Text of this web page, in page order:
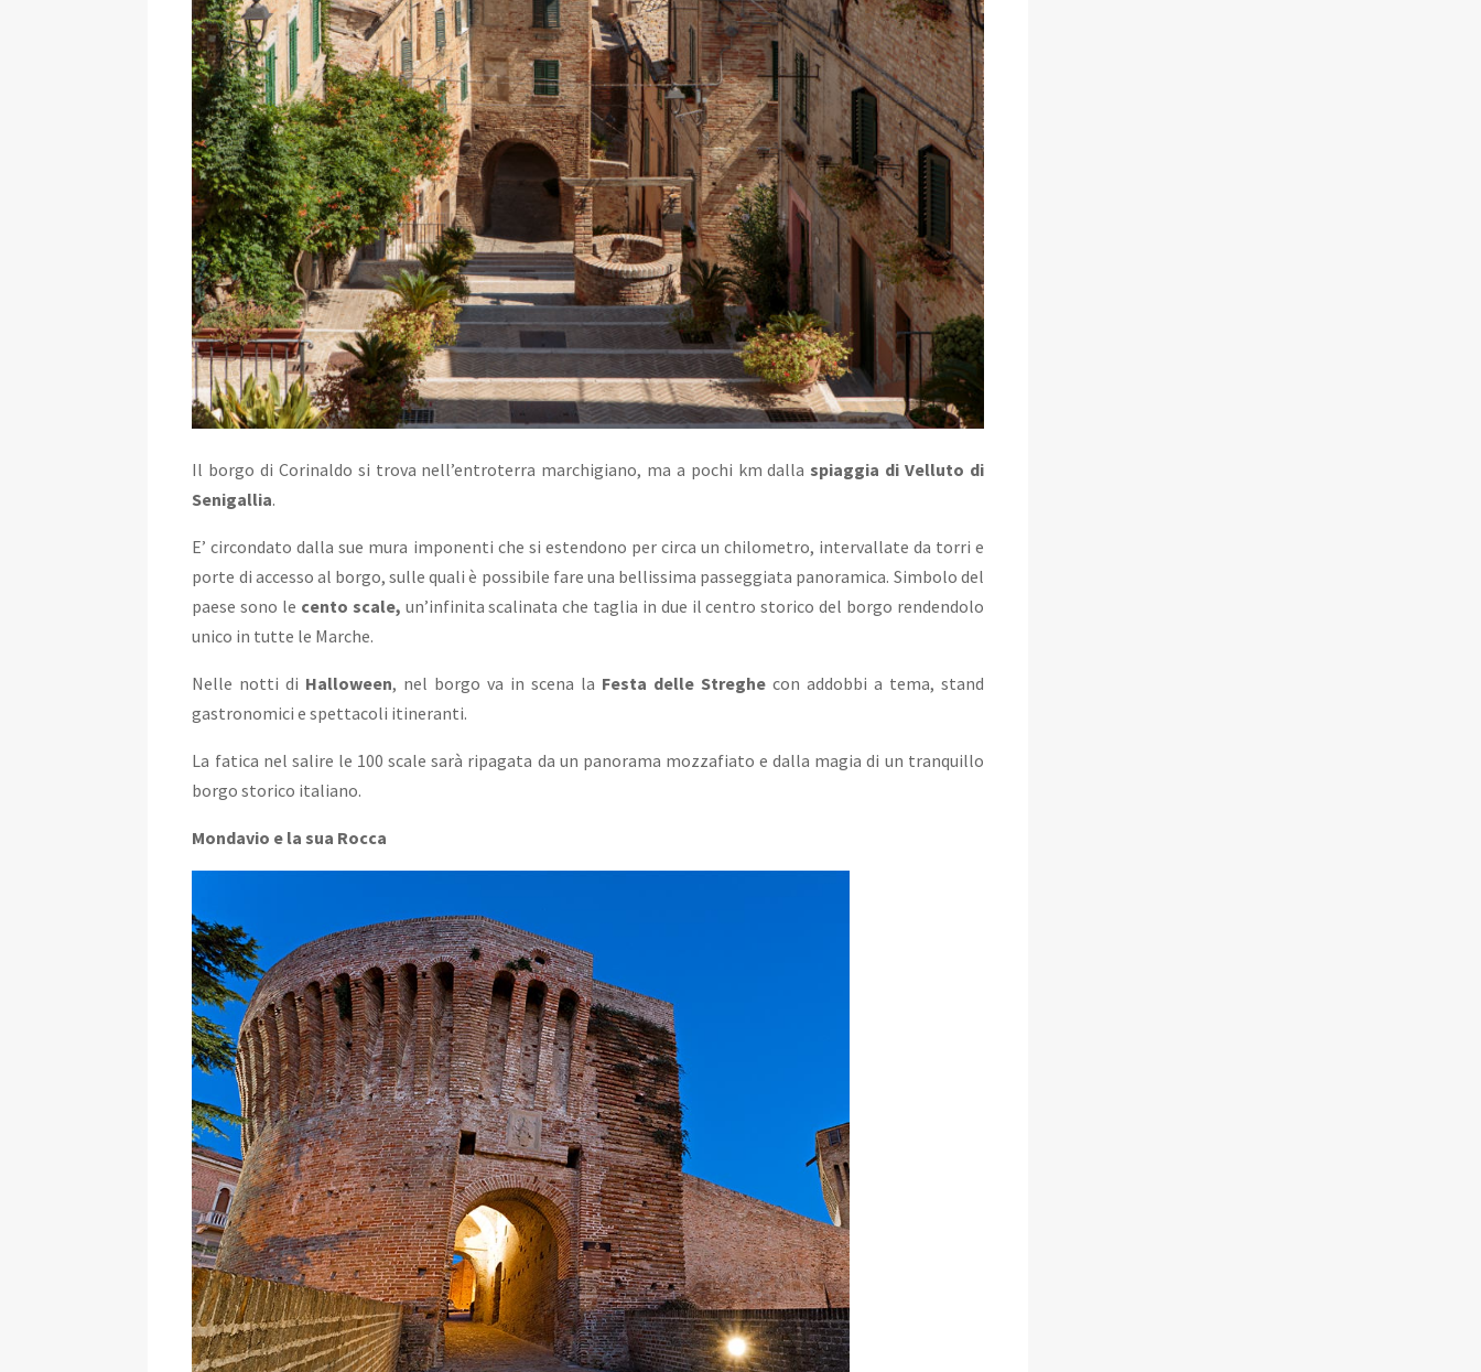
Il borgo di Corinaldo si trova nell’entroterra marchigiano, ma a pochi km dallaspiaggia di Velluto di
Senigallia.
E’ circondato dalla sue mura imponenti che si estendono per circa un chilometro, intervallate da torri e
porte di accesso al borgo, sulle quali è possibile fare una bellissima passeggiata panoramica. Simbolo del
paese sono le cento scale, un’infinita scalinata che taglia in due il centro storico del borgo rendendolo
unico in tutte le Marche.
Nelle notti di Halloween, nel borgo va in scena la Festa delle Streghecon addobbi a tema, stand
gastronomici e spettacoli itineranti.
La fatica nel salire le 100 scale sarà ripagata da un panorama mozzafiato e dalla magia di un tranquillo
borgo storico italiano.
Mondavio e la sua Rocca